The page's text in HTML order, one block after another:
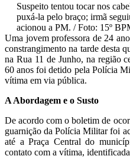
Suspeito tentou tocar nos
puxá-la pelo braço; irmã
acionou a PM. / Foto: 15º
Uma jovem professora de 24
constrangimento na tarde desta
na Rua 11 de Junho, na região
60 anos foi detido pela Polícia
vítima em via pública.
A Abordagem e o Susto
De acordo com o boletim de
guarnição da Polícia Militar foi
até a Praça Central do
contato com a vítima,